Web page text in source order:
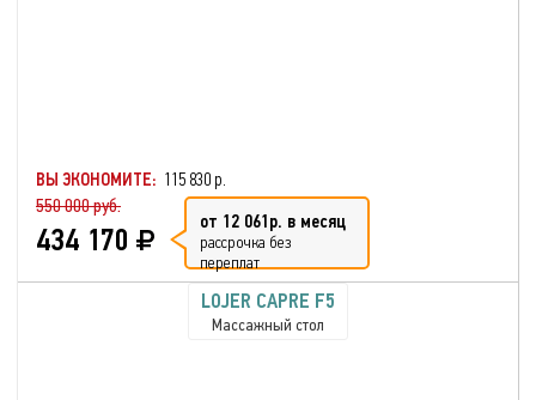
ВЫ ЭКОНОМИТЕ: 115 830 р.
550 000 руб.
434 170 от 12 061р. в месяц
рассрочка без
переплат
LOJER CAPRE F5
Массажный стол